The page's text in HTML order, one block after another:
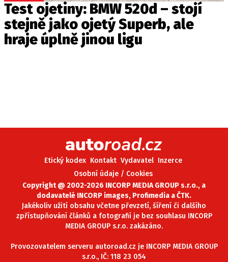
Test ojetiny: BMW 520d – stojí
stejně jako ojetý Superb, ale
hraje úplně jinou ligu
Etický kodex Kontakt Vydavatel Inzerce
Osobní údaje / Cookies
Copyright @ 2002-2026 INCORP MEDIA GROUP s.r.o., a
dodavatelé INCORP images, Profimedia a ČTK.
Jakékoliv užití obsahu včetne převzetí, šíření či dalšího
zpřístupňování článků a fotografií je bez souhlasu INCORP
MEDIA GROUP s.r.o. zakázáno.
Provozovatelem serveru autoroad.cz je INCORP MEDIA GROUP
s.r.o., IČ: 118 23 054